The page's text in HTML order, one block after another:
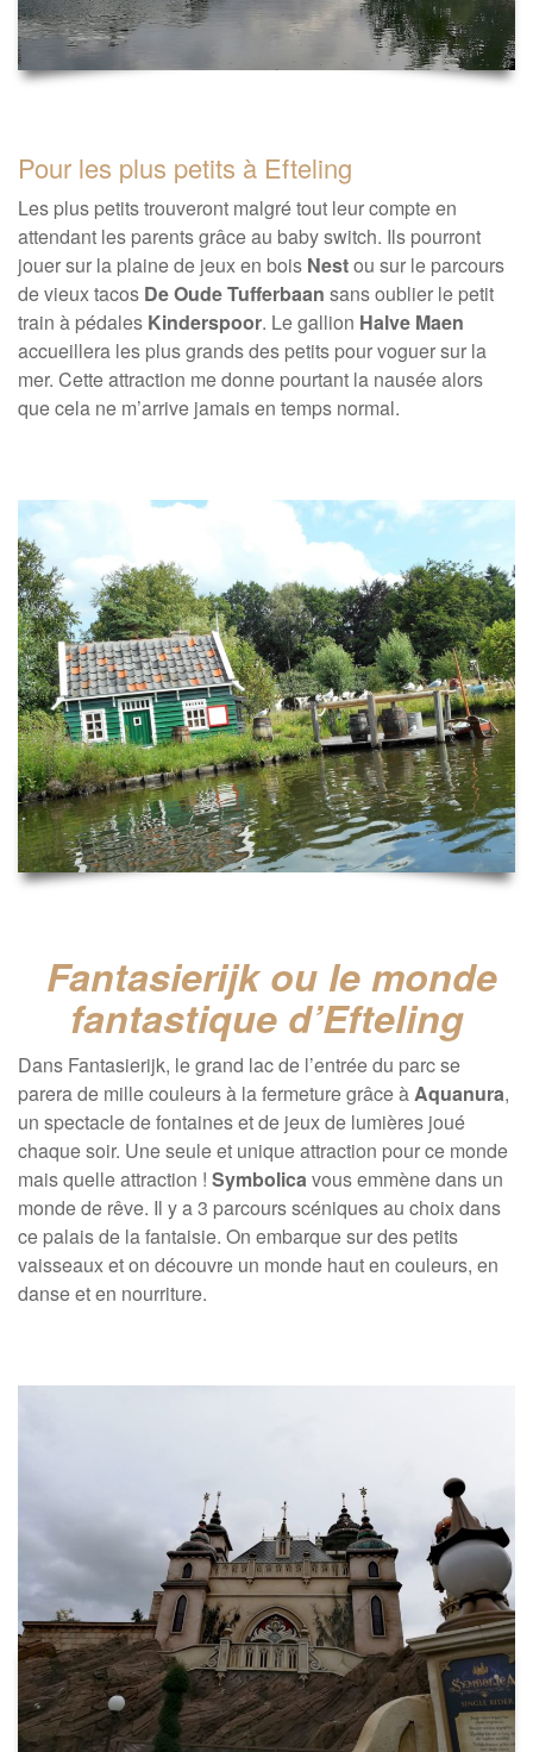
Pour les plus petits à Efteling
Les plus petits trouveront malgré tout leur compte en
attendant les parents grâce au baby switch. Ils pourront
jouer sur la plaine de jeux en bois Nestou sur le parcours
de vieux tacos De Oude Tufferbaan sans oublier le petit
train à pédales Kinderspoor. Le gallion Halve Maen
accueillera les plus grands des petits pour voguer sur la
mer. Cette attraction me donne pourtant la nausée alors
que cela ne m’arrive jamais en temps normal.
Fantasierijk ou le monde
fantastique d’Efteling
Dans Fantasierijk, le grand lac de l’entrée du parc se
parera de mille couleurs à la fermeture grâce àAquanura,
un spectacle de fontaines et de jeux de lumières joué
chaque soir. Une seule et unique attraction pour ce monde
mais quelle attraction ! Symbolicavous emmène dans un
monde de rêve. Il y a 3 parcours scéniques au choix dans
ce palais de la fantaisie. On embarque sur des petits
vaisseaux et on découvre un monde haut en couleurs, en
danse et en nourriture.